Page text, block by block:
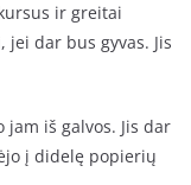
ir greitai
dar bus gyvas. Jis
iš galvos. Jis dar
į didelę popierių